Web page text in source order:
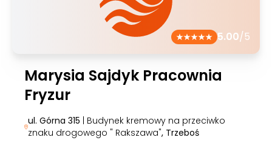
5.00/5
Marysia Sajdyk Pracownia
Fryzur
ul. Górna 315 | Budynek kremowy na przeciwko
znaku drogowego " Rakszawa", Trzeboś